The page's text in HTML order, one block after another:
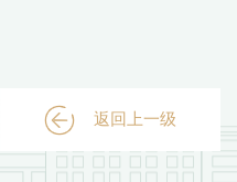
返回上一级